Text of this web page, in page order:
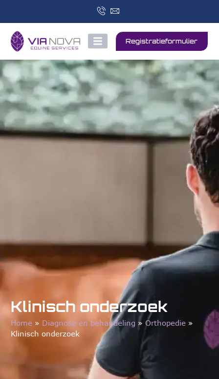
Registratieformulier
Klinisch onderzoek
Home » Diagnose en behandeling »Orthopedie »
Klinisch onderzoek